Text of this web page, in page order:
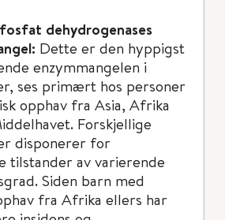
dehydrogenases
Dette er den hyppigst
enzymmangelen i
ses primært hos personer
opphav fra Asia, Afrika
Forskjellige
disponerer for
tilstander av varierende
Siden barn med
fra Afrika ellers har